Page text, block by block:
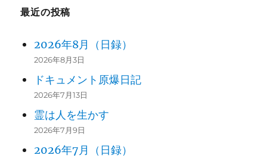
最近の投稿
2026年8月（日録）
2026年8月3日
ドキュメント原爆日記
2026年7月13日
霊は人を生かす
2026年7月9日
2026年7月（日録）